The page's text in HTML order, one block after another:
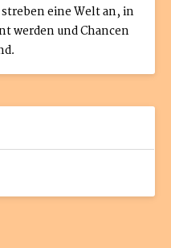
eine Welt an, in
werden und Chancen